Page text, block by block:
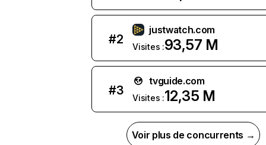
#2
justwatch.com
Visites :93,57 M
#3
tvguide.com
Visites :12,35 M
Voir plus de concurrents →